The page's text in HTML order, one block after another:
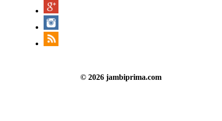
© 2026 jambiprima.com